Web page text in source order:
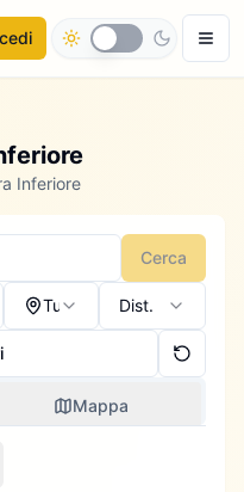
Inferiore
Cerca
Tutti Dist.
Mappa